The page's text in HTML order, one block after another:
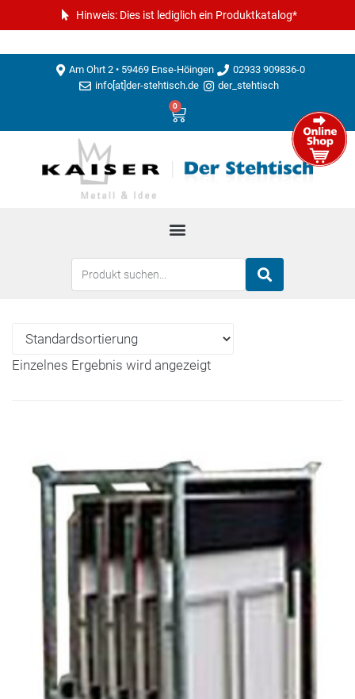
Hinweis: Dies ist lediglich ein Produktkatalog*
Am Ohrt 2 • 59469 Ense-Höingen
02933 909836-0
info[at]der-stehtisch.de
der_stehtisch
0
Einzelnes Ergebnis wird angezeigt